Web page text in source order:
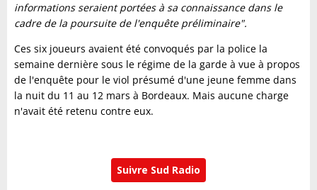
informations seraient portées à sa connaissance dans le
cadre de la poursuite de l'enquête préliminaire".
Ces six joueurs avaient été convoqués par la police la
semaine dernière sous le régime de la garde à vue à propos
de l'enquête pour le viol présumé d'une jeune femme dans
la nuit du 11 au 12 mars à Bordeaux. Mais aucune charge
n'avait été retenu contre eux.
Suivre Sud Radio